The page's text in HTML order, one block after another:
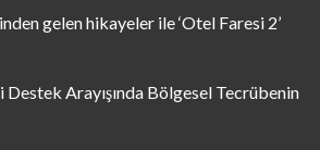
gelen hikayeler ile ‘Otel Faresi 2’
Destek Arayışında Bölgesel Tecrübenin